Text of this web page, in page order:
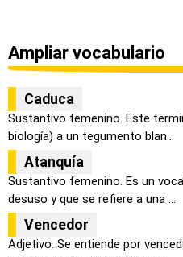
Ampliar vocabulario
Caduca
Sustantivo femenino. Este
biología) a un tegumento blan...
Atanquía
Sustantivo femenino. Es un
desuso y que se refiere a una ...
Vencedor
Adjetivo. Se entiende por